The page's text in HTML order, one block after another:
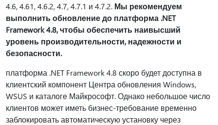
4.6, 4.61, 4.6.2, 4.7, 4.7.1 и 4.7.2. Мы рекомендуем
выполнить обновление до платформа .NET
Framework 4.8, чтобы обеспечить наивысший
уровень производительности, надежности и
безопасности.
платформа .NET Framework 4.8 скоро будет доступна в
клиентский компонент Центра обновления Windows,
WSUS и каталоге Майкрософт. Однако небольшое число
клиентов может иметь бизнес-требование временно
заблокировать автоматическую установку через